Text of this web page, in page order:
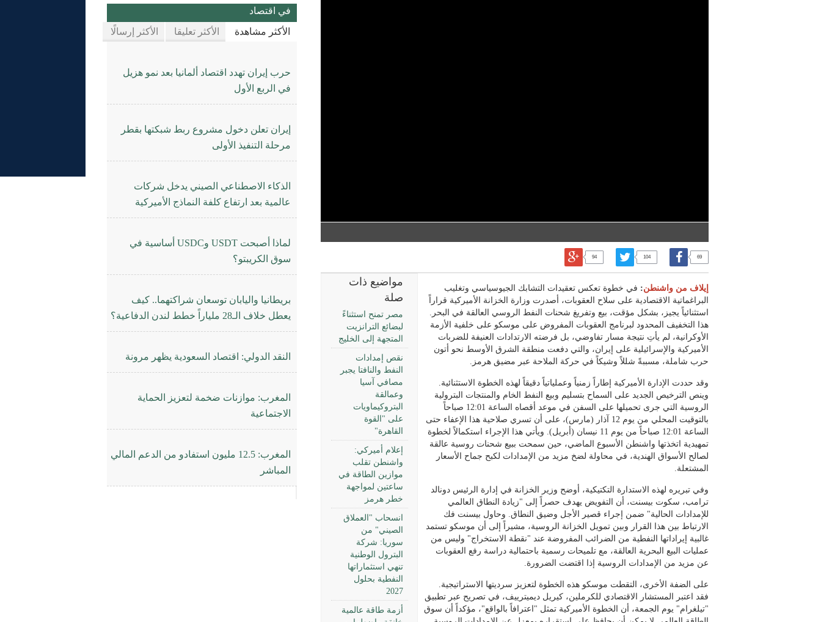
69
104
94
مواضيع ذات
صلة
مصر تمنح استثناءً
لبضائع الترانزيت
المتجهة إلى الخليج
نقص إمدادات
النفط والنافتا يجبر
مصافي آسيا
وعمالقة
البتروكيماويات
على "القوة
القاهرة"
إعلام أميركي:
واشنطن تقلب
موازين الطاقة في
ساعتين لمواجهة
خطر هرمز
انسحاب "العملاق
الصيني" من
سوريا: شركة
البترول الوطنية
تنهي استثماراتها
النفطية بحلول
2027
أزمة طاقة عالمية
إيلاف من واشنطن: في خطوة تعكس تعقيدات التشابك الجيوسياسي وتغليب
البراغماتية الاقتصادية على سلاح العقوبات، أصدرت وزارة الخزانة الأميركية قراراً
استثنائياً يجيز، بشكل مؤقت، بيع وتفريغ شحنات النفط الروسي العالقة في البحر.
هذا التخفيف المحدود لبرنامج العقوبات المفروض على موسكو على خلفية الأزمة
الأوكرانية، لم يأتِ نتيجة مسار تفاوضي، بل فرضته الارتدادات العنيفة للضربات
الأميركية والإسرائيلية على إيران، والتي دفعت منطقة الشرق الأوسط نحو أتون
حرب شاملة، مسببةً شللاً وشيكاً في حركة الملاحة عبر مضيق هرمز.
وقد حددت الإدارة الأميركية إطاراً زمنياً وعملياتياً دقيقاً لهذه الخطوة الاستثنائية.
وينص الترخيص الجديد على السماح بتسليم وبيع النفط الخام والمنتجات البترولية
الروسية التي جرى تحميلها على السفن في موعد أقصاه الساعة 12:01 صباحاً
بالتوقيت المحلي من يوم 12 آذار (مارس)، على أن تسري صلاحية هذا الإعفاء حتى
الساعة 12:01 صباحاً من يوم 11 نيسان (أبريل). ويأتي هذا الإجراء استكمالاً لخطوة
تمهيدية اتخذتها واشنطن الأسبوع الماضي، حين سمحت ببيع شحنات روسية عالقة
لصالح الأسواق الهندية، في محاولة لضخ مزيد من الإمدادات لكبح جماح الأسعار
المشتعلة.
وفي تبريره لهذه الاستدارة التكتيكية، أوضح وزير الخزانة في إدارة الرئيس دونالد
ترامب، سكوت بيسنت، أن التفويض يهدف حصراً إلى "زيادة النطاق العالمي
للإمدادات الحالية" ضمن إجراء قصير الأجل وضيق النطاق. وحاول بيسنت فك
الارتباط بين هذا القرار وبين تمويل الخزانة الروسية، مشيراً إلى أن موسكو تستمد
غالبية إيراداتها النفطية من الضرائب المفروضة عند "نقطة الاستخراج" وليس من
عمليات البيع البحرية العالقة، مع تلميحات رسمية باحتمالية دراسة رفع العقوبات
عن مزيد من الإمدادات الروسية إذا اقتضت الضرورة.
على الضفة الأخرى، التقطت موسكو هذه الخطوة لتعزيز سرديتها الاستراتيجية.
فقد اعتبر المستشار الاقتصادي للكرملين، كيريل ديميترييف، في تصريح عبر تطبيق
"تيلغرام" يوم الجمعة، أن الخطوة الأميركية تمثل "اعترافاً بالواقع"، مؤكداً أن سوق
في اقتصاد
الأكثر مشاهدة الأكثر تعليقا الأكثر إرسالًا
حرب إيران تهدد اقتصاد ألمانيا بعد نمو هزيل
في الربع الأول
إيران تعلن دخول مشروع ربط شبكتها بقطر
مرحلة التنفيذ الأولى
الذكاء الاصطناعي الصيني يدخل شركات
عالمية بعد ارتفاع كلفة النماذج الأميركية
لماذا أصبحت USDT وUSDC أساسية في
سوق الكريبتو؟
بريطانيا واليابان توسعان شراكتهما.. كيف
يعطل خلاف الـ28 ملياراً خطط لندن الدفاعية؟
النقد الدولي: اقتصاد السعودية يظهر مرونة
المغرب: موازنات ضخمة لتعزيز الحماية
الاجتماعية
المغرب: 12.5 مليون استفادو من الدعم المالي
المباشر